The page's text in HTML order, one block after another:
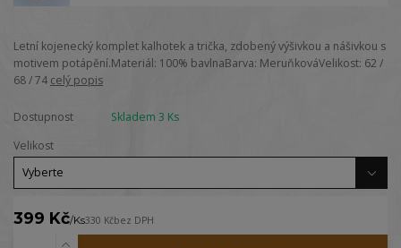
Letní kojenecký komplet kalhotek a trička, zdobený výšivkou a nášivkou s
motivem potápění.Materiál: 100% bavlnaBarva: MeruňkováVelikost: 62 /
68 / 74 celý popis
Dostupnost
Skladem 3 Ks
Velikost
399 Kč/Ks330 Kčbez DPH